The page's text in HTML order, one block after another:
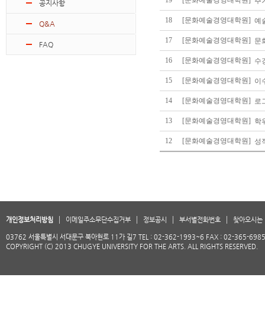
공지사항
Q&A
FAQ
18 [문화예술경영대학원] 예
17 [문화예술경영대학원] 문
16 [문화예술경영대학원] 수
15 [문화예술경영대학원] 이
14 [문화예술경영대학원] 로
13 [문화예술경영대학원] 학
12 [문화예술경영대학원] 성
개인정보처리방침 이메일주소무단수집거부 정보공시 부서별전화번호 찾아오시는
03762 서울특별시 서대문구 북아현로 11가 길7 TEL : 02-362-1993~6 FAX : 02-365-6985
COPYRIGHT (C) 2013 CHUGYE UNIVERSITY FOR THE ARTS. ALL RIGHTS RESERVED.